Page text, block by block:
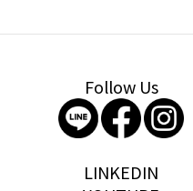
Follow Us
LINKEDIN